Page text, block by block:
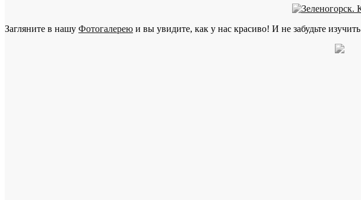
Загляните в нашу Фотогалерею и вы увидите, как у нас красиво! И не забудьте изучить